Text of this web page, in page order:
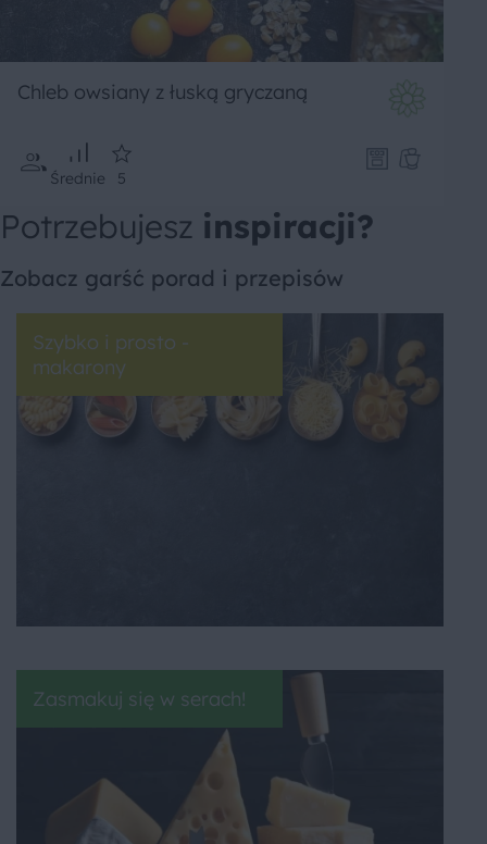
Chleb owsiany z łuską gryczaną
Średnie 5
Potrzebujesz inspiracji?
Zobacz garść porad i przepisów
Szybko i prosto -
makarony
Zasmakuj się w serach!